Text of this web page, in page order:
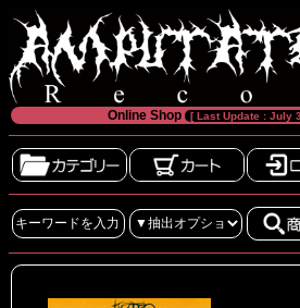
Online Shop [ Last Update : July